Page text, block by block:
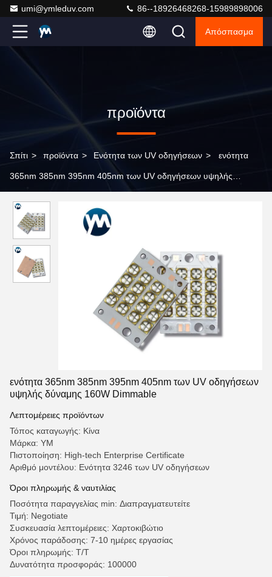
umi@ymleduv.com 86--18926468268-15989898006
Απόσπασμα
προϊόντα
Σπίτι > προϊόντα > Ενότητα των UV οδηγήσεων > ενότητα
365nm 385nm 395nm 405nm των UV οδηγήσεων υψηλής
ενότητα 365nm 385nm 395nm 405nm των UV οδηγήσεων
υψηλής δύναμης 160W Dimmable
Λεπτομέρειες προϊόντων
Τόπος καταγωγής: Κίνα
Μάρκα: YM
Πιστοποίηση: High-tech Enterprise Certificate
Αριθμό μοντέλου: Ενότητα 3246 των UV οδηγήσεων
Όροι πληρωμής & ναυτιλίας
Ποσότητα παραγγελίας min: Διαπραγματευτείτε
Τιμή: Negotiate
Συσκευασία λεπτομέρειες: Χαρτοκιβώτιο
Χρόνος παράδοσης: 7-10 ημέρες εργασίας
Όροι πληρωμής: T/T
Δυνατότητα προσφοράς: 100000